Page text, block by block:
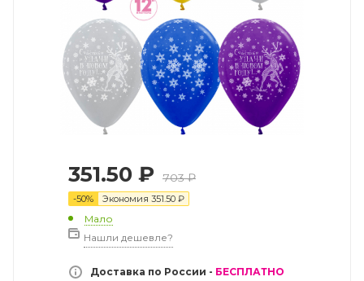
351.50 ₽ 703₽
-50% Экономия 351.50 ₽
Мало
Нашли дешевле?
Доставка по России - БЕСПЛАТНО